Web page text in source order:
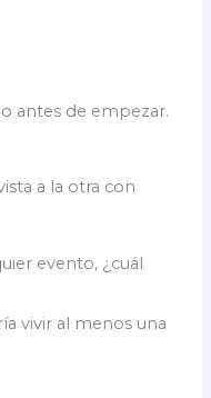
antes de empezar.
a la otra con
evento, ¿cuál
vivir al menos una